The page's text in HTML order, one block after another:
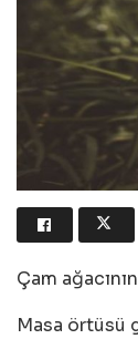
Çam
Masa örtüsü